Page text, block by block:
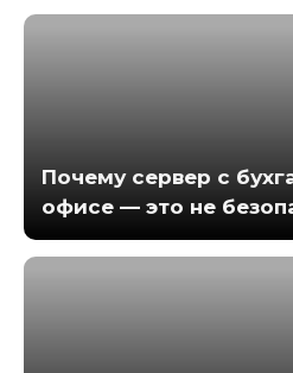
Почему сервер с
офисе — это не